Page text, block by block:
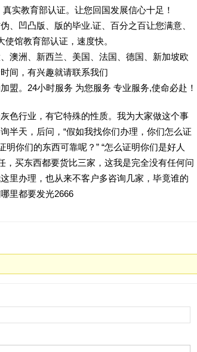
实教育部认证。让您回国发展信心十足！
凹凸版、版的毕业.证、百分之百让您满意、
馆教育部认证，速度快。
澳洲、新西兰、美国、法国、德国、新加坡欧
间，有兴趣就请联系我们
盟。24小时服务 为您服务 专业服务,使命必赴！
色行业，有它特殊的性质。我为大家做这个事
半天，后问，“假如我找你们办理，你们怎么证
明你们的东西可靠呢？” “怎么证明你们是好人
，买东西都要货比三家，这我是完全没有任何问
里办理，也从来不客户多咨询几家，毕竟谁的
里都要发光2666